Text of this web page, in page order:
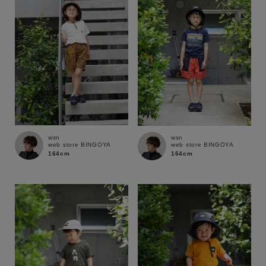
wsn
web store BINGOYA
164cm
wsn
web store BINGOYA
164cm